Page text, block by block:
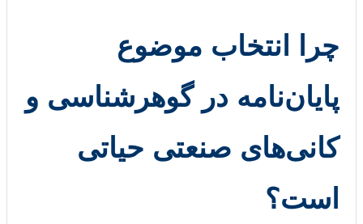
چرا انتخاب موضوع
پایان‌نامه در گوهرشناسی و
کانی‌های صنعتی حیاتی
است؟